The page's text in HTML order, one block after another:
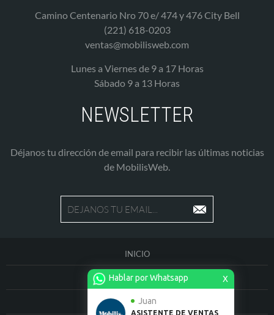
Hablar por Whatsapp X
Juan
ASISTENTE DE VENTAS
Camino Centenario Nro 70 e/ 474 y 476 City Bell
(221) 618-0203
ventas@mobilisweb.com
Lunes a Viernes de 9 a 17 Horas
Sábado 9 a 13 Horas
NEWSLETTER
Déjanos tu dirección de email para recibir las últimas noticias
de MobilisWeb.
INICIO
QUIENES SOMOS
PRODUCTOS